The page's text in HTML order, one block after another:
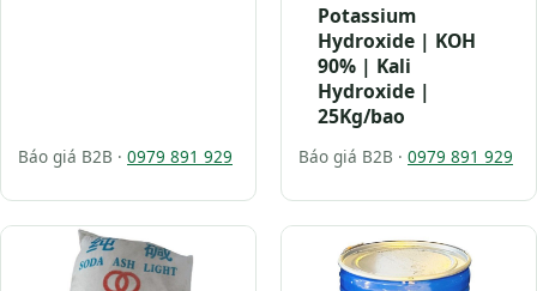
Báo giá B2B · 0979 891 929
Potassium
Hydroxide | KOH
90% | Kali
Hydroxide |
25Kg/bao
Báo giá B2B · 0979 891 929